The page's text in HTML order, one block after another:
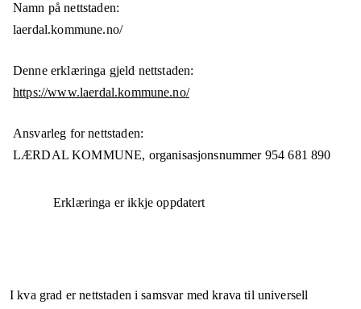
Namn på nettstaden:
laerdal.kommune.no/
Denne erklæringa gjeld nettstaden:
https://www.laerdal.kommune.no/
Ansvarleg for nettstaden:
LÆRDAL KOMMUNE, organisasjonsnummer 954 681 890
Erklæringa er ikkje oppdatert
I kva grad er nettstaden i samsvar med krava til universell